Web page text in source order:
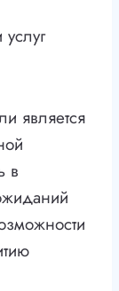
является
в